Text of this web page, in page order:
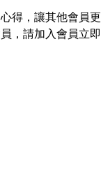
得，讓其他會員更
，請加入會員立即